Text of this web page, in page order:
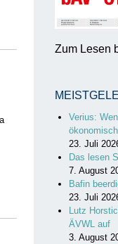
Zum Lesen
Verius:
23. Juli
Das lesen
7. August
Bafin
23. Juli
Lutz
ÄVWL auf
3. August